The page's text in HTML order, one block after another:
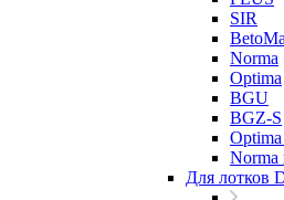
SIR
Norma
Optima
BGU
BGZ-S
Norma
Для лотков